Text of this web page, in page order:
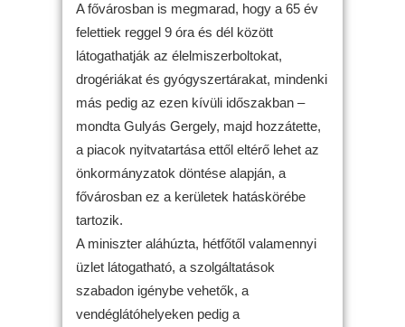
A fővárosban is megmarad, hogy a 65 év
felettiek reggel 9 óra és dél között
látogathatják az élelmiszerboltokat,
drogériákat és gyógyszertárakat, mindenki
más pedig az ezen kívüli időszakban –
mondta Gulyás Gergely, majd hozzátette,
a piacok nyitvatartása ettől eltérő lehet az
önkormányzatok döntése alapján, a
fővárosban ez a kerületek hatáskörébe
tartozik.
A miniszter aláhúzta, hétfőtől valamennyi
üzlet látogatható, a szolgáltatások
szabadon igénybe vehetők, a
vendéglátóhelyeken pedig a